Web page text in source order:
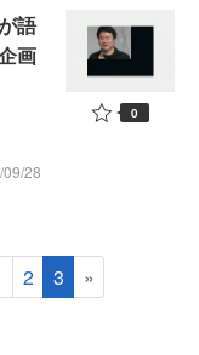
語
画
28
0
2 3 »